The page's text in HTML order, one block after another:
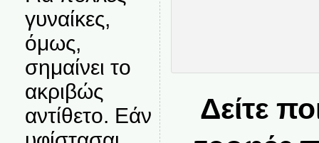
γυναίκες,
όμως,
σημαίνει το
ακριβώς
αντίθετο. Εάν
Δείτε